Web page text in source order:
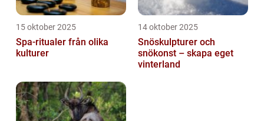
15 oktober 2025
Spa-ritualer från olika
kulturer
14 oktober 2025
Snöskulpturer och
snökonst – skapa eget
vinterland